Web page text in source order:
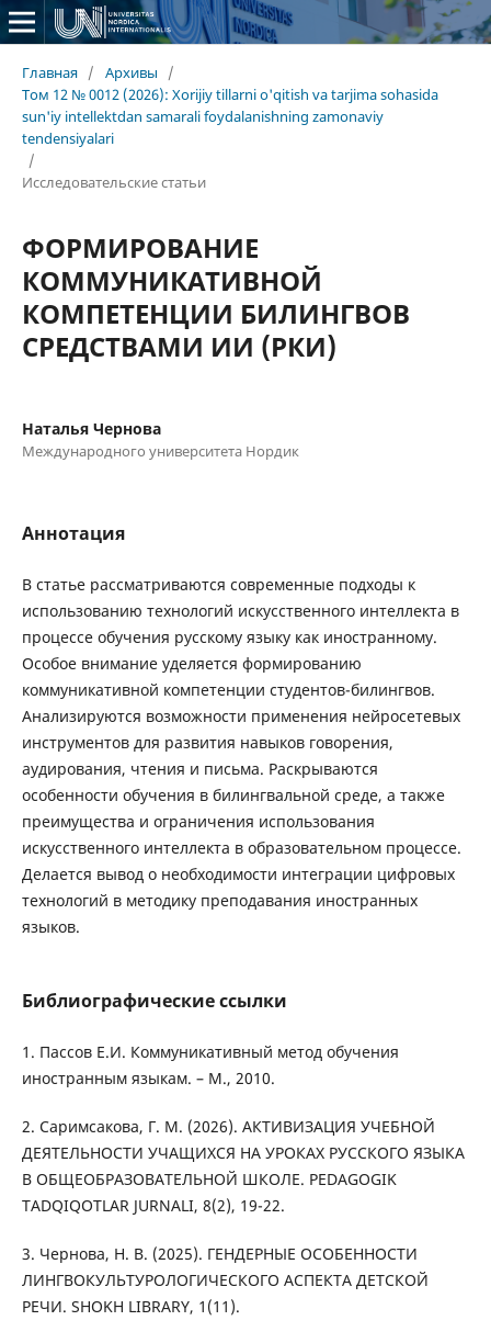
Главная / Архивы
/
Том 12 № 0012 (2026): Xorijiy tillarni o'qitish va tarjima sohasida
sun'iy intellektdan samarali foydalanishning zamonaviy
tendensiyalari
/
Исследовательские статьи
ФОРМИРОВАНИЕ
КОММУНИКАТИВНОЙ
КОМПЕТЕНЦИИ БИЛИНГВОВ
СРЕДСТВАМИ ИИ (РКИ)
Наталья Чернова
Международного университета Нордик
Аннотация
В статье рассматриваются современные подходы к
использованию технологий искусственного интеллекта в
процессе обучения русскому языку как иностранному.
Особое внимание уделяется формированию
коммуникативной компетенции студентов-билингвов.
Анализируются возможности применения нейросетевых
инструментов для развития навыков говорения,
аудирования, чтения и письма. Раскрываются
особенности обучения в билингвальной среде, а также
преимущества и ограничения использования
искусственного интеллекта в образовательном процессе.
Делается вывод о необходимости интеграции цифровых
технологий в методику преподавания иностранных
языков.
Библиографические ссылки
1. Пассов Е.И. Коммуникативный метод обучения
иностранным языкам. – М., 2010.
2. Саримсакова, Г. М. (2026). АКТИВИЗАЦИЯ УЧЕБНОЙ
ДЕЯТЕЛЬНОСТИ УЧАЩИХСЯ НА УРОКАХ РУССКОГО ЯЗЫКА
В ОБЩЕОБРАЗОВАТЕЛЬНОЙ ШКОЛЕ. PEDAGOGIK
TADQIQOTLAR JURNALI, 8(2), 19-22.
3. Чернова, Н. В. (2025). ГЕНДЕРНЫЕ ОСОБЕННОСТИ
ЛИНГВОКУЛЬТУРОЛОГИЧЕСКОГО АСПЕКТА ДЕТСКОЙ
РЕЧИ. SHOKH LIBRARY, 1(11).